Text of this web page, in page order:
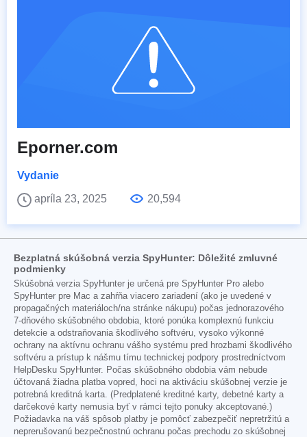
Eporner.com
Vydanie
apríla 23, 2025
20,594
Bezplatná skúšobná verzia SpyHunter: Dôležité zmluvné
podmienky
Skúšobná verzia SpyHunter je určená pre SpyHunter Pro alebo
SpyHunter pre Mac a zahŕňa viacero zariadení (ako je uvedené v
propagačných materiáloch/na stránke nákupu) počas jednorazového
7-dňového skúšobného obdobia, ktoré ponúka komplexnú funkciu
detekcie a odstraňovania škodlivého softvéru, vysoko výkonné
ochrany na aktívnu ochranu vášho systému pred hrozbami škodlivého
softvéru a prístup k nášmu tímu technickej podpory prostredníctvom
HelpDesku SpyHunter. Počas skúšobného obdobia vám nebude
účtovaná žiadna platba vopred, hoci na aktiváciu skúšobnej verzie je
potrebná kreditná karta. (Predplatené kreditné karty, debetné karty a
darčekové karty nemusia byť v rámci tejto ponuky akceptované.)
Požiadavka na váš spôsob platby je pomôcť zabezpečiť nepretržitú a
neprerušovanú bezpečnostnú ochranu počas prechodu zo skúšobnej